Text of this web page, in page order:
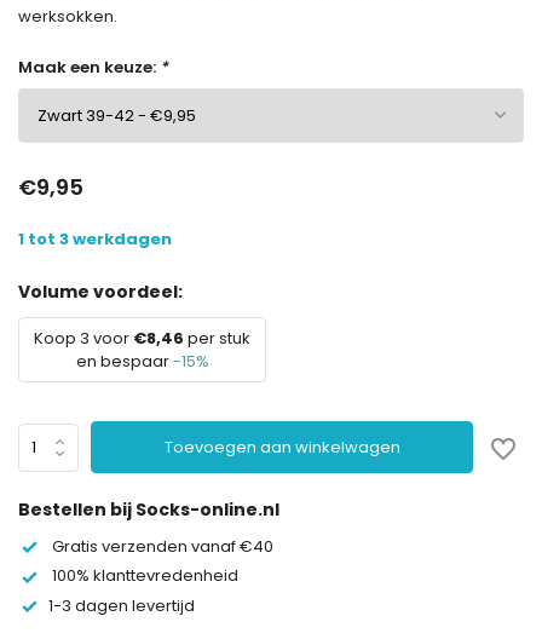
werksokken.
Maak een keuze: *
€9,95
1 tot 3 werkdagen
Volume voordeel:
Koop 3 voor €8,46 per stuk
en bespaar-15%
Toevoegen aan winkelwagen
Bestellen bij Socks-online.nl
Gratis verzenden vanaf €40
100% klanttevredenheid
1-3 dagen levertijd